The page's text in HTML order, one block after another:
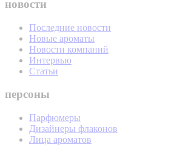
новости
Последние новости
Новые ароматы
Новости компаний
Интервью
Статьи
персоны
Парфюмеры
Дизайнеры флаконов
Лица ароматов